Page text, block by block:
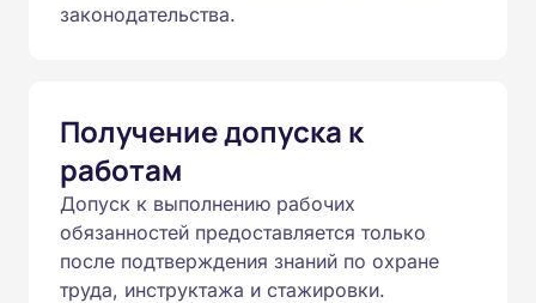
законодательства.
Получение допуска к
работам
Допуск к выполнению рабочих
обязанностей предоставляется только
после подтверждения знаний по охране
труда, инструктажа и стажировки.